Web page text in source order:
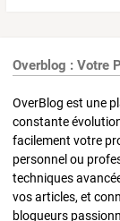
Overblog : Votre
OverBlog est une
constante
facilement votre
personnel ou
techniques
vos articles, et
blogueurs